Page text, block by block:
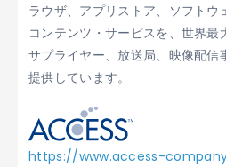
ラウザ、アプリストア、ソフトウ
コンテンツ・サービスを、世界
サプライヤー、放送局、映像配信
提供しています。
https://www.access-